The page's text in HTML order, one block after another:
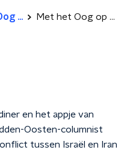
... Met het Oog op Morgen 24-06-2025
en het appje van
Oosten-columnist
tussen Israël en Iran